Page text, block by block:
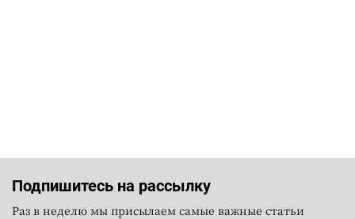
Подпишитесь на рассылку
Раз в неделю мы присылаем самые важные статьи